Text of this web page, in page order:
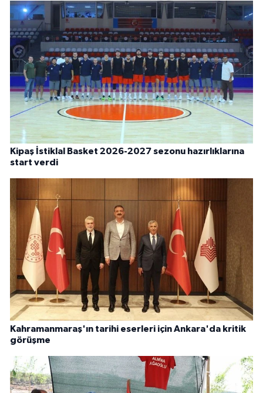
Kipaş İstiklal Basket 2026-2027 sezonu hazırlıklarına
start verdi
Kahramanmaraş'ın tarihi eserleri için Ankara'da kritik
görüşme